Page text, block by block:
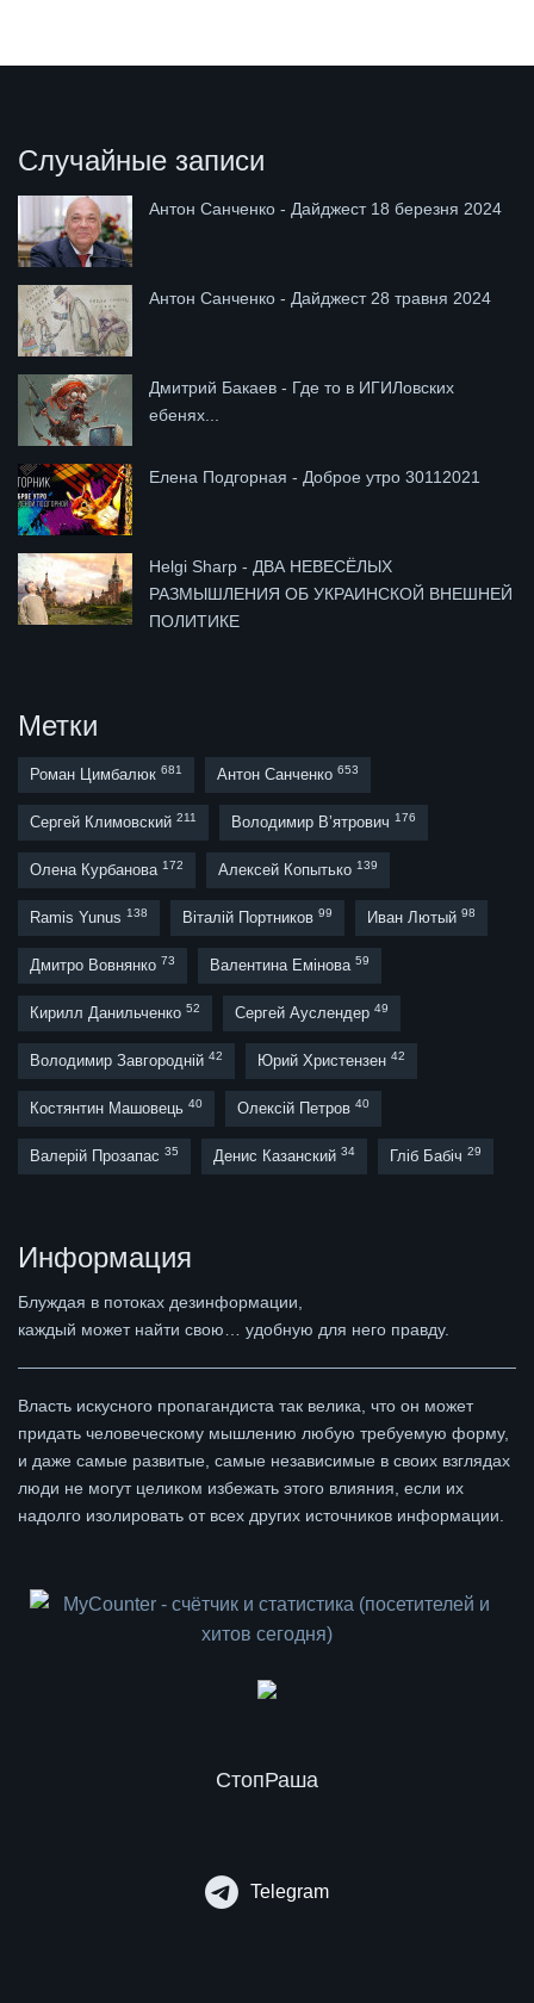
Случайные записи
Антон Санченко - Дайджест 18 березня 2024
Антон Санченко - Дайджест 28 травня 2024
Дмитрий Бакаев - Где то в ИГИЛовских
ебенях...
Елена Подгорная - Доброе утро 30112021
Helgi Sharp - ДВА НЕВЕСЁЛЫХ
РАЗМЫШЛЕНИЯ ОБ УКРАИНСКОЙ ВНЕШНЕЙ
ПОЛИТИКЕ
Метки
Роман Цимбалюк 681 Антон Санченко 653
Сергей Климовский 211 Володимир В’ятрович 176
Олена Курбанова 172 Алексей Копытько 139
Ramis Yunus 138 Віталій Портников 99 Иван Лютый 98
Дмитро Вовнянко 73 Валентина Емінова 59
Кирилл Данильченко 52 Сергей Ауслендер 49
Володимир Завгородній 42 Юрий Христензен 42
Костянтин Машовець 40 Олексій Петров 40
Валерій Прозапас 35 Денис Казанский 34 Гліб Бабіч 29
Информация
Блуждая в потоках дезинформации,
каждый может найти свою… удобную для него правду.
Власть искусного пропагандиста так велика, что он может
придать человеческому мышлению любую требуемую форму,
и даже самые развитые, самые независимые в своих взглядах
люди не могут целиком избежать этого влияния, если их
надолго изолировать от всех других источников информации.
СтопРаша
Telegram